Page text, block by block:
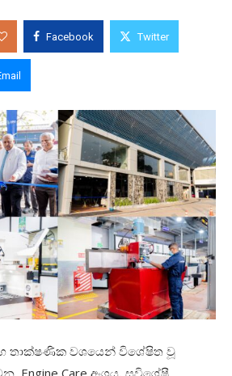
Facebook Twitter
තාක්ෂණික වශයෙන් විශේෂිත වූ